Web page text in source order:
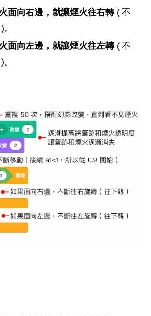
面向右邊，就讓煙火往右轉( 不
面向左邊，就讓煙火往左轉( 不